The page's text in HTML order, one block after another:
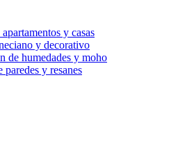
y casas
y decorativo
de humedades y moho
paredes y resanes